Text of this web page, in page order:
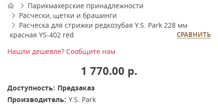
Парикмахерские принадлежности
Расчески, щетки и брашинги
Расческа для стрижки редкозубая Y.S. Park 228 мм
красная YS-402 red
СРАВНИТЬ
Нашли дешевле? Сообщите нам
1 770.00 р.
Доступность: Предзаказ
Производитель: Y.S. Park